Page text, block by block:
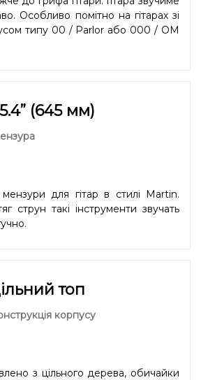
Особливо помітно на гітарах зі
типу 00 / Parlor або 000 / OM
(645 мм)
для гітар в стилі Martin.
струн такі інструменти звучать
топ
корпусу
з цільного дерева, обичайки